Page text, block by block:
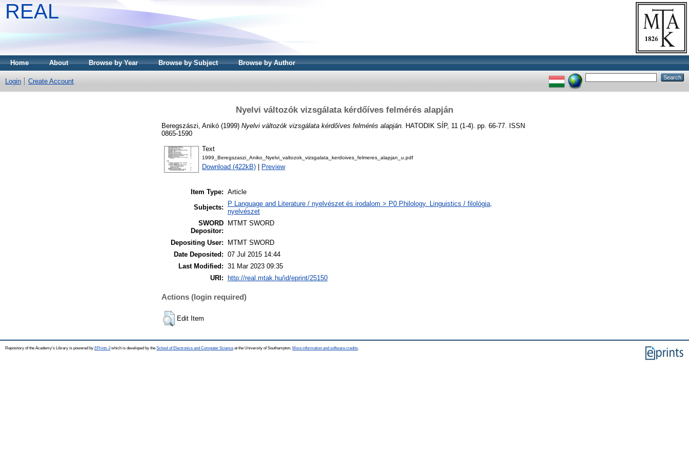
REAL
Home About Browse by Year Browse by Subject Browse by Author
Login Create Account
Nyelvi változók vizsgálata kérdőíves felmérés alapján
Beregszászi, Anikó (1999) Nyelvi változók vizsgálata kérdőíves felmérés alapján. HATODIK SÍP, 11 (1-4). pp. 66-77. ISSN
0865-1590
Text
1999_Beregszaszi_Aniko_Nyelvi_valtozok_vizsgalata_kerdoives_felmeres_alapjan_u.pdf
Download (422kB) Preview
Item Type: Article
Subjects:
P Language and Literature / nyelvészet és irodalom > P0 Philology. Linguistics / filológia,
nyelvészet
SWORD
Depositor:
MTMT SWORD
Depositing User:
MTMT SWORD
Date Deposited: 07 Jul 2015 14:44
Last Modified: 31 Mar 2023 09:35
URI:
http://real.mtak.hu/id/eprint/25150
Actions (login required)
Edit Item
Repository of the Academy's Library is powered by EPrints 3which is developed by the School of Electronics and Computer Science at the University of Southampton. More information and software credits